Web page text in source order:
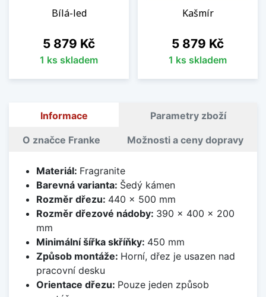
Bílá-led
Cena
5 879 Kč
1 ks skladem
Kašmír
Cena
5 879 Kč
1 ks skladem
Informace Parametry zboží
O značce Franke Možnosti a ceny dopravy
Materiál: Fragranite
Barevná varianta: Šedý kámen
Rozměr dřezu: 440 x 500 mm
Rozměr dřezové nádoby: 390 x 400 x 200
mm
Minimální šířka skříňky: 450 mm
Způsob montáže: Horní, dřez je usazen nad
pracovní desku
Orientace dřezu: Pouze jeden způsob